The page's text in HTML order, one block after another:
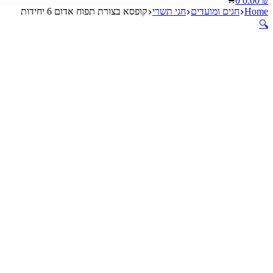
cart
Home חגים ומועדים חגי תשרי קופסא בצורת תפוח אדום 6 יחידות
🔍